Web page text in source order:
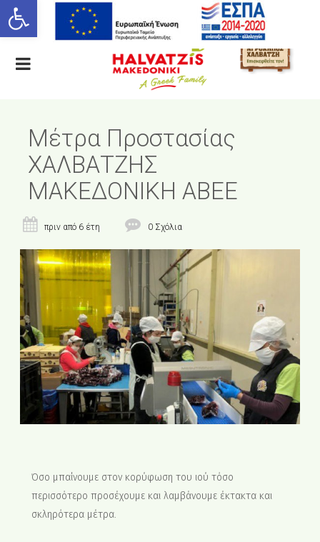
Ανοίξτε τη γραμμή εργαλείων
Μέτρα Προστασίας
ΧΑΛΒΑΤΖΗΣ
ΜΑΚΕΔΟΝΙΚΗ ΑΒΕΕ
πριν από 6 έτη 0 Σχόλια
Όσο μπαίνουμε στον κορύφωση του ιού τόσο
περισσότερο προσέχουμε και λαμβάνουμε έκτακτα και
σκληρότερα μέτρα.